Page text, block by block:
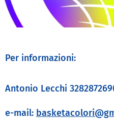
Per informazioni:
Antonio Lecchi
e-mail: